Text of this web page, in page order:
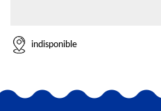
indisponible